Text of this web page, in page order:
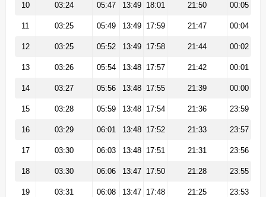
10 03:24 05:47 13:49 18:01 21:50 00:05
11 03:25 05:49 13:49 17:59 21:47 00:04
12 03:25 05:52 13:49 17:58 21:44 00:02
13 03:26 05:54 13:48 17:57 21:42 00:01
14 03:27 05:56 13:48 17:55 21:39 00:00
15 03:28 05:59 13:48 17:54 21:36 23:59
16 03:29 06:01 13:48 17:52 21:33 23:57
17 03:30 06:03 13:48 17:51 21:31 23:56
18 03:30 06:06 13:47 17:50 21:28 23:55
19 03:31 06:08 13:47 17:48 21:25 23:53